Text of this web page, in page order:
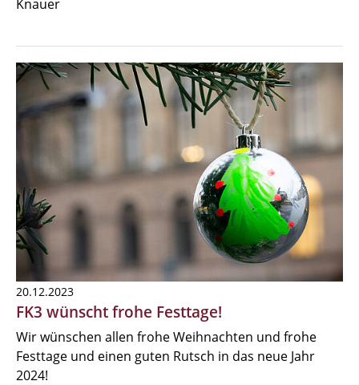
Knauer
20.12.2023
FK3 wünscht frohe Festtage!
Wir wünschen allen frohe Weihnachten und frohe
Festtage und einen guten Rutsch in das neue Jahr
2024!